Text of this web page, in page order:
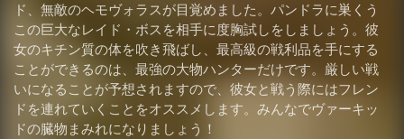
ド、無敵のヘモヴォラスが目覚めました。パンドラに巣くう
この巨大なレイド・ボスを相手に度胸試しをしましょう。彼
女のキチン質の体を吹き飛ばし、最高級の戦利品を手にする
ことができるのは、最強の大物ハンターだけです。厳しい戦
いになることが予想されますので、彼女と戦う際にはフレン
ドを連れていくことをオススメします。みんなでヴァーキッ
ドの臓物まみれになりましょう！